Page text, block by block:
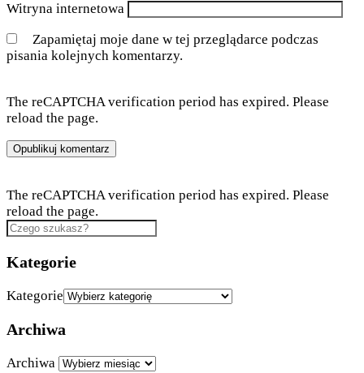
Witryna internetowa
Zapamiętaj moje dane w tej przeglądarce podczas
pisania kolejnych komentarzy.
The reCAPTCHA verification period has expired. Please
reload the page.
The reCAPTCHA verification period has expired. Please
reload the page.
Kategorie
Kategorie
Archiwa
Archiwa